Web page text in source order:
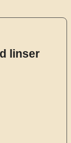
linser